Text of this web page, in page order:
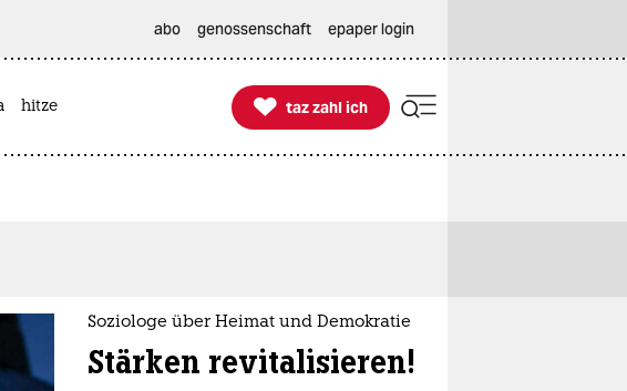
abo genossenschaft epaper login
hitze 
taz zahl ich
taz zahl ich
Soziologe über Heimat und Demokratie
Stärken revitalisieren!